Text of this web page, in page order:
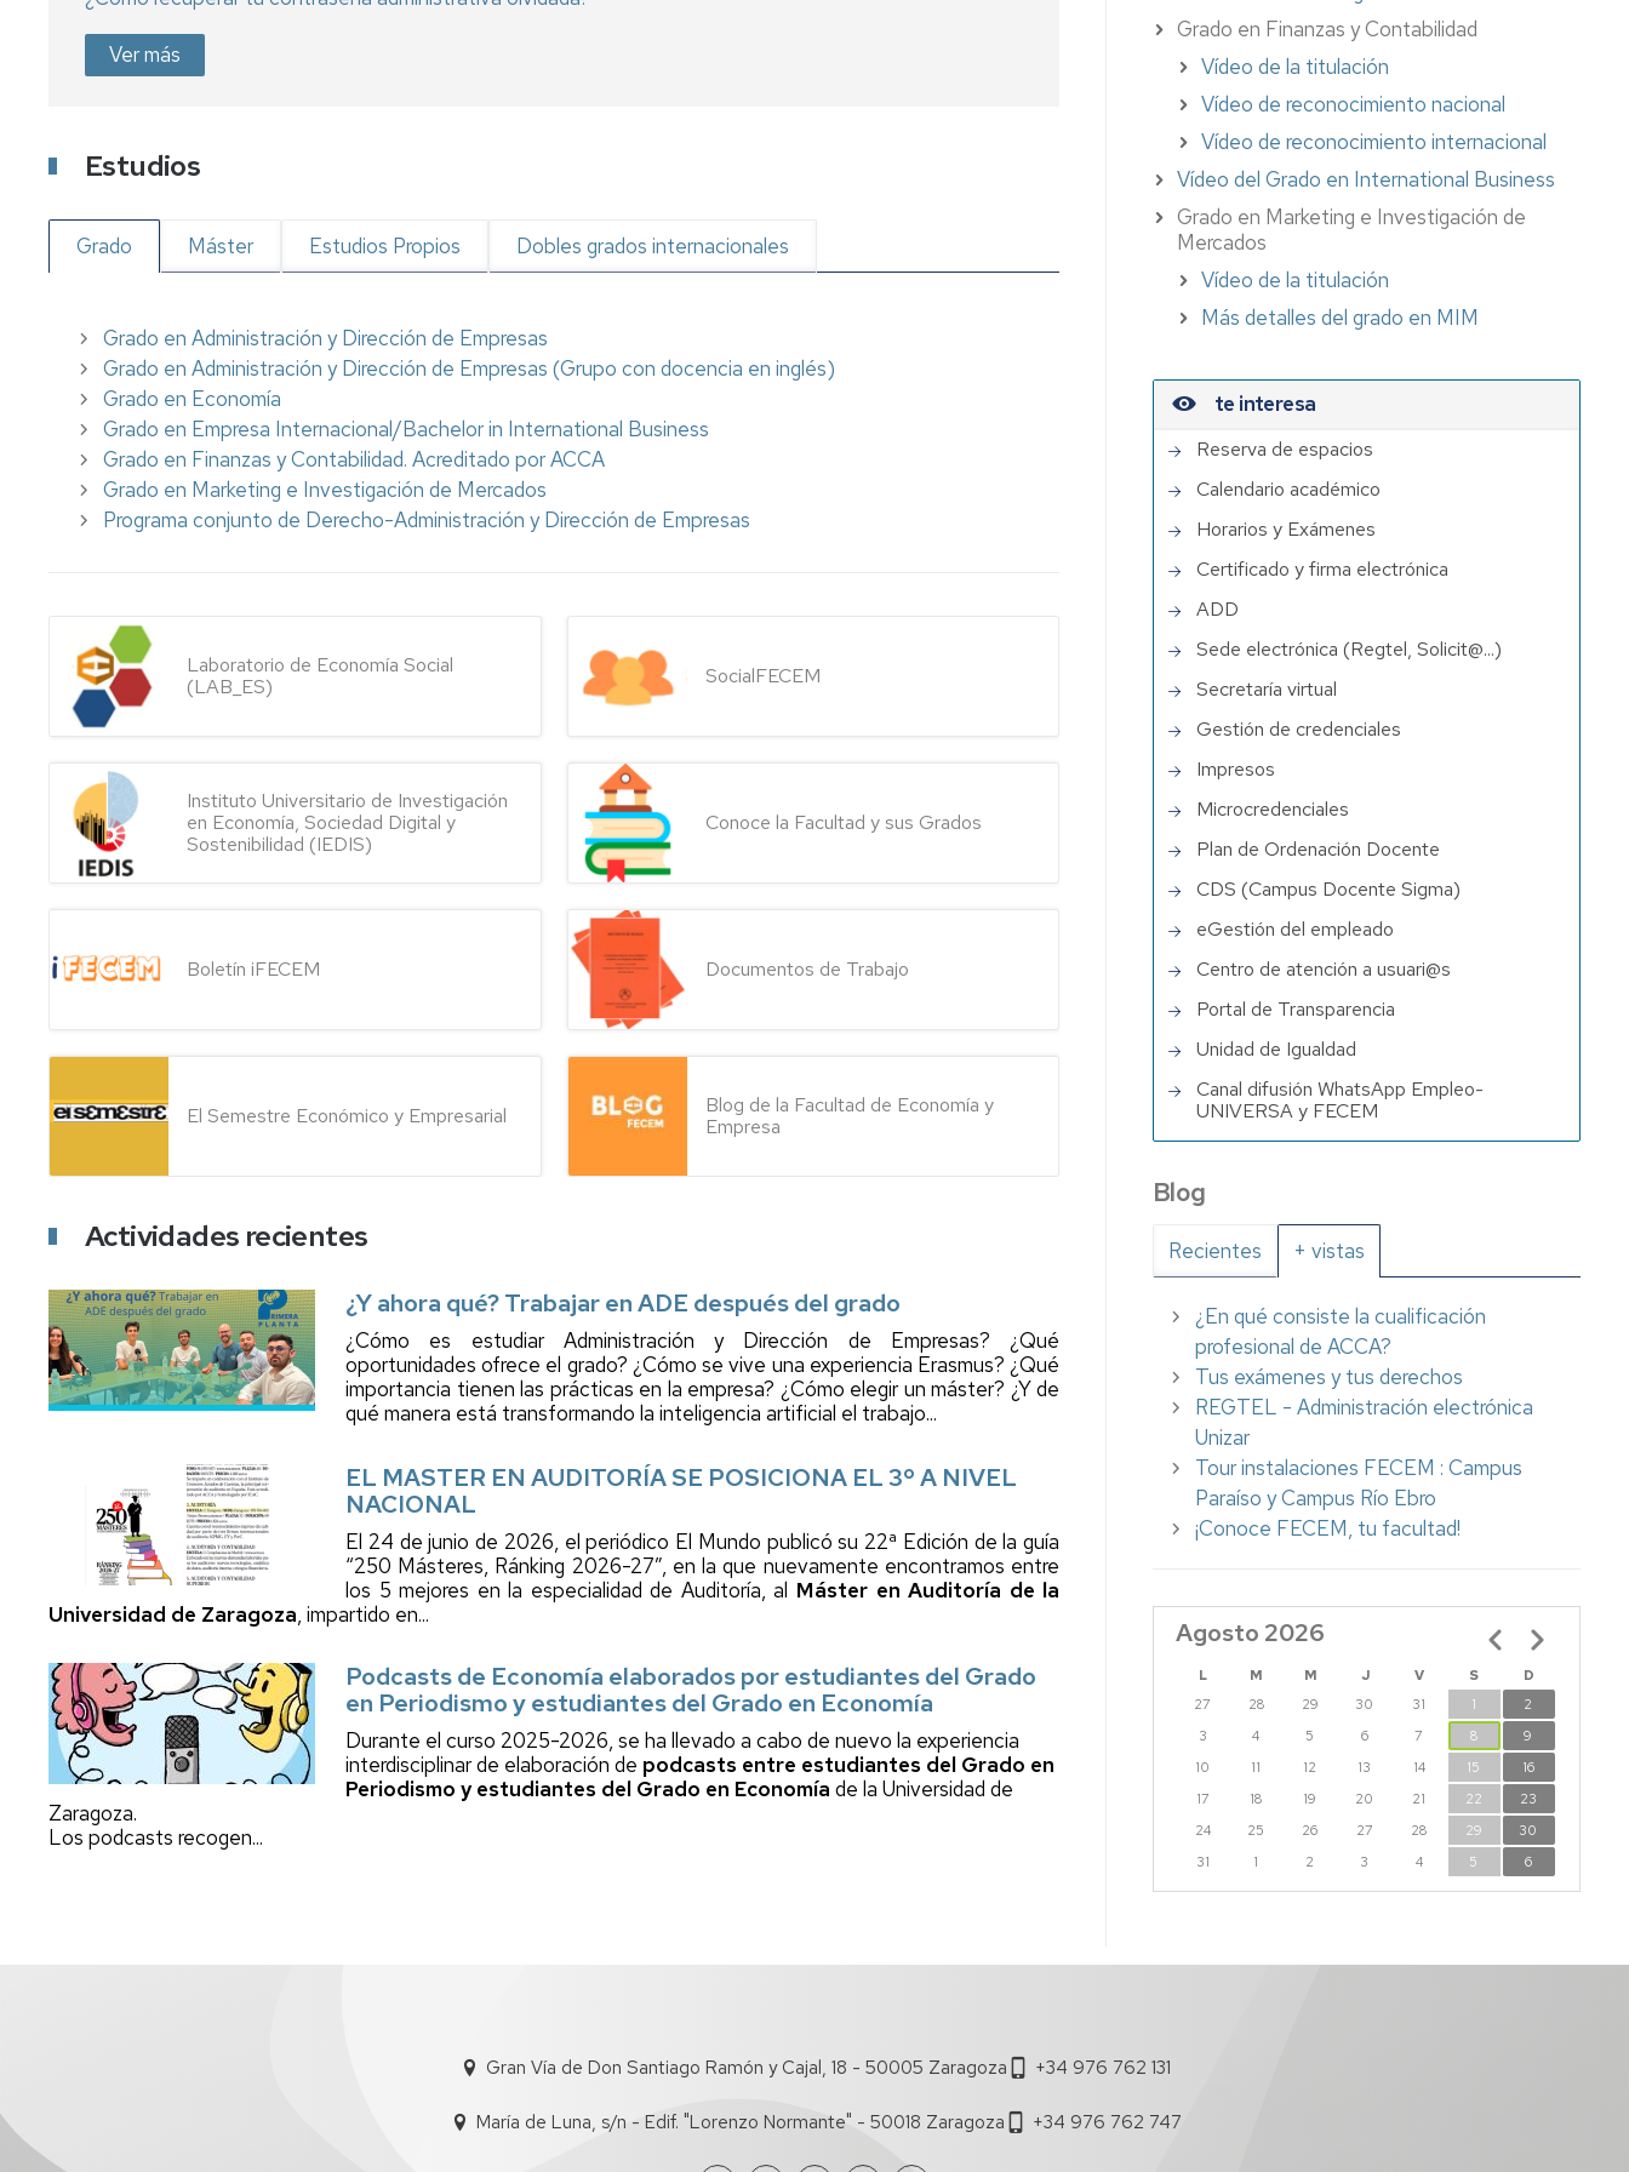
y
Salidas
Deportes
Ver más
Estudios
Grado Máster Estudios Propios Dobles grados internacionales
Grado en Administración y Dirección de Empresas
Grado en Administración y Dirección de Empresas (Grupo con docencia en inglés)
Grado en Economía
Grado en Empresa Internacional/Bachelor in International Business
Grado en Finanzas y Contabilidad. Acreditado por ACCA
Grado en Marketing e Investigación de Mercados
Programa conjunto de Derecho-Administración y Dirección de Empresas
Laboratorio de Economía Social
(LAB_ES)
SocialFECEM
Instituto Universitario de Investigación
en Economía, Sociedad Digital y
Sostenibilidad (IEDIS)
Conoce la Facultad y sus Grados
Boletín iFECEM Documentos de Trabajo
El Semestre Económico y Empresarial
Blog de la Facultad de Economía y
Empresa
Actividades recientes
¿Y ahora qué? Trabajar en ADE después del grado
¿Cómo es estudiar Administración y Dirección de Empresas? ¿Qué
oportunidades ofrece el grado? ¿Cómo se vive una experiencia Erasmus? ¿Qué
importancia tienen las prácticas en la empresa? ¿Cómo elegir un máster? ¿Y de
qué manera está transformando la inteligencia artificial el trabajo...
EL MASTER EN AUDITORÍA SE POSICIONA EL 3º A NIVEL
NACIONAL
El 24 de junio de 2026, el periódico El Mundo publicó su 22ª Edición de la guía
“250 Másteres, Ránking 2026-27”, en la que nuevamente encontramos entre
los 5 mejores en la especialidad de Auditoría, al Máster en Auditoría de la
Universidad de Zaragoza, impartido en...
Podcasts de Economía elaborados por estudiantes del Grado
en Periodismo y estudiantes del Grado en Economía
Durante el curso 2025-2026, se ha llevado a cabo de nuevo la experiencia
interdisciplinar de elaboración de podcasts entre estudiantes del Grado en
Periodismo y estudiantes del Grado en Economía de la Universidad de
Zaragoza.
Los podcasts recogen...
Grado en Finanzas y Contabilidad
Vídeo de la titulación
Vídeo de reconocimiento nacional
Vídeo de reconocimiento internacional
Vídeo del Grado en International Business
Grado en Marketing e Investigación de
Mercados
Vídeo de la titulación
Más detalles del grado en MIM
te interesa
Reserva de espacios
Calendario académico
Horarios y Exámenes
Certificado y firma electrónica
ADD
Sede electrónica (Regtel, Solicit@...)
Secretaría virtual
Gestión de credenciales
Impresos
Microcredenciales
Plan de Ordenación Docente
CDS (Campus Docente Sigma)
eGestión del empleado
Centro de atención a usuari@s
Portal de Transparencia
Unidad de Igualdad
Canal difusión WhatsApp Empleo-
UNIVERSA y FECEM
Blog
Recientes + vistas
¿En qué consiste la cualificación
profesional de ACCA?
Tus exámenes y tus derechos
REGTEL - Administración electrónica
Unizar
Tour instalaciones FECEM : Campus
Paraíso y Campus Río Ebro
¡Conoce FECEM, tu facultad!
Agosto 2026
L M M J V S
D
27
28 29 30 31 1
2
3
4 5 6 7 8
9
10
11 12 13 14 15
16
17
18 19 20 21 22
23
24
25 26 27 28 29
30
31
1 2 3 4 5 6
Paginación
Gran Vía de Don Santiago Ramón y Cajal, 18 - 50005 Zaragoza +34 976 762 131
María de Luna, s/n - Edif. "Lorenzo Normante" - 50018 Zaragoza +34 976 762 747